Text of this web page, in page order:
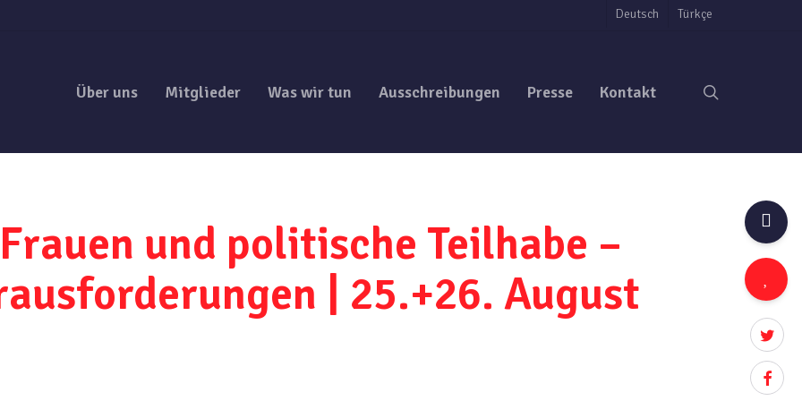
twitter
Deutsch Türkçe
Über uns Mitglieder Was wir tun Ausschreibungen Presse Kontakt
und politische Teilhabe –
| 25.+26. August